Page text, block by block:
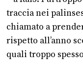
traccia nei
chiamato a
rispetto all’anno
quali troppo